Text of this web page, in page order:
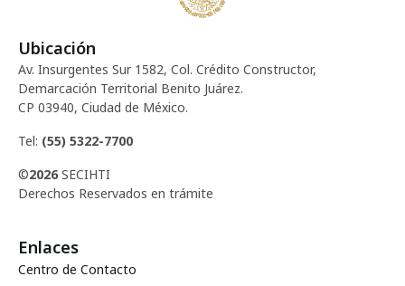
s
Ubicación
Av. Insurgentes Sur 1582, Col. Crédito Constructor,
Demarcación Territorial Benito Juárez.
CP 03940, Ciudad de México.
Tel: (55) 5322-7700
©2026 SECIHTI
Derechos Reservados en trámite
Enlaces
Centro de Contacto